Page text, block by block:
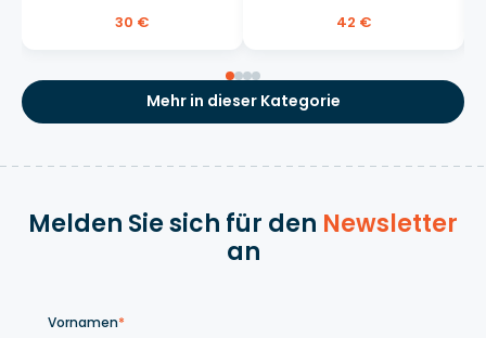
30 €
42 €
Mehr in dieser Kategorie
Melden Sie sich für den Newsletter
an
Vornamen*